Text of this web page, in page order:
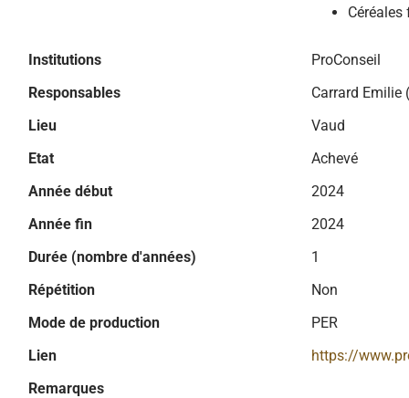
Céréales
Institutions
ProConseil
Responsables
Carrard Emilie
Lieu
Vaud
Etat
Achevé
Année début
2024
Année fin
2024
Durée (nombre d'années)
1
Répétition
Non
Mode de production
PER
Lien
https://
Remarques